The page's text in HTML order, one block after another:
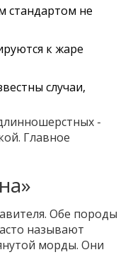
стандартом не
к жаре
случаи,
-
Главное
Обе породы
называют
морды. Они